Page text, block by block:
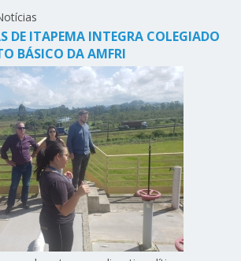
DE ITAPEMA INTEGRA COLEGIADO
BÁSICO DA AMFRI